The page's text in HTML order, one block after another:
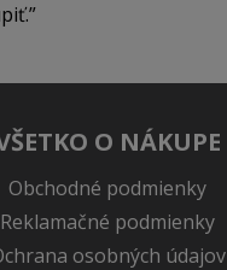
O NÁKUPE
Obchodné podmienky
Reklamačné podmienky
osobných údajov